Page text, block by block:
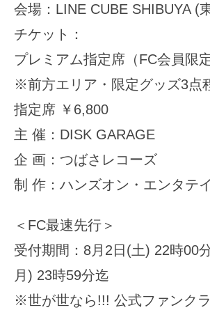
会場：LINE CUBE SHIBUYA (
チケット：
プレミアム指定席（FC会員限
※前方エリア・限定グッズ3点
指定席 ￥6,800
主 催：DISK GARAGE
企 画：つばさレコーズ
制 作：ハンズオン・エンタテ
＜FC最速先行＞
受付期間：8月2日(土) 22時00
月) 23時59分迄
※世が世なら!!! 公式ファンク